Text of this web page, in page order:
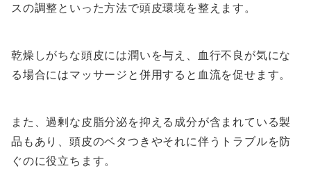
スの調整といった方法で頭皮環境を整えます。
乾燥しがちな頭皮には潤いを与え、血行不良が気にな
る場合にはマッサージと併用すると血流を促せます。
また、過剰な皮脂分泌を抑える成分が含まれている製
品もあり、頭皮のベタつきやそれに伴うトラブルを防
ぐのに役立ちます。